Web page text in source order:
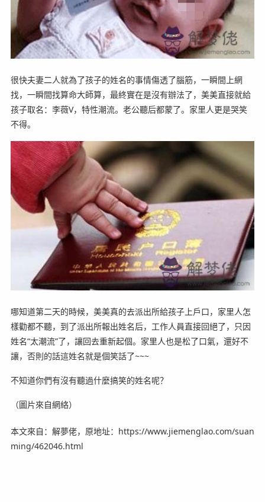
很快夫妻二人就為了孩子的姓名的事情傷透了腦筋，一瞬間上網
找，一瞬間找算命大師算，最終實在是沒有辦法了，美美直接就給
孩子取名：李薇V，特性潮流。老公聽后都蒙了。家里人更是哭笑
不得。
哪知道第二天的時候，美美真的去派出所給孩子上戶口，家里人怎
樣勸都不聽，到了派出所報出姓名后，工作人員直接回絕了，只因
姓名“太潮流”了，讓回去重新起個。家里人也是松了口氣，還好不
讓，否則的話這姓名就是個笑話了~~~
不知道你們有沒有聽過什麼搞笑的姓名呢？
（圖片來自網絡）
本文來自：解夢佬，原地址：https://www.jiemenglao.com/suan
ming/462046.html